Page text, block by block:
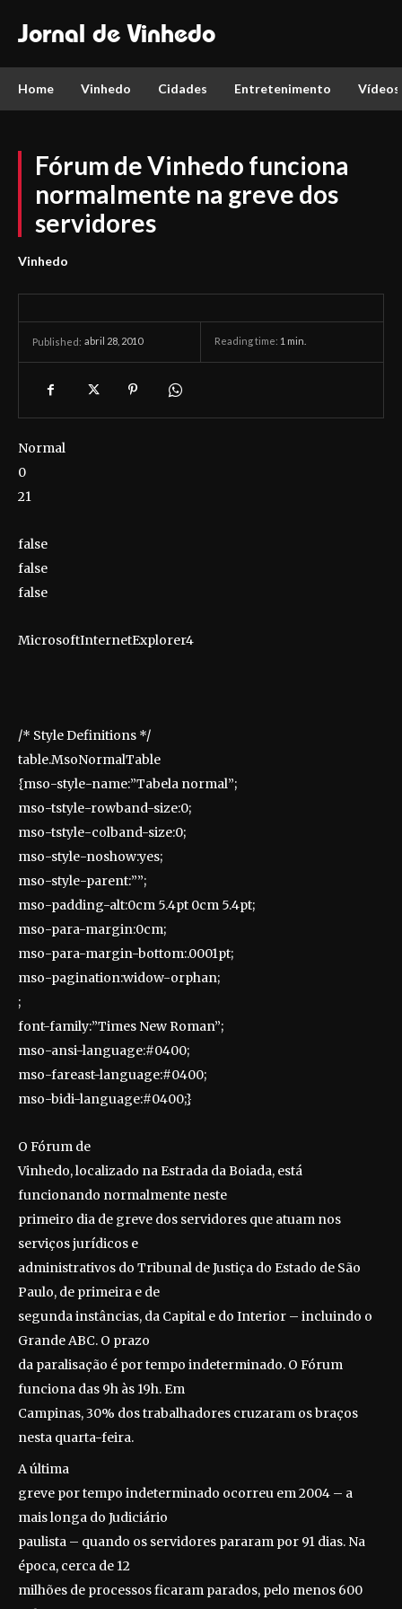
Jornal de Vinhedo
Home Vinhedo Cidades Entretenimento Vídeos
Fórum de Vinhedo funciona
normalmente na greve dos
servidores
Vinhedo
Published: abril 28, 2010 Reading time: 1 min.
Normal
0
21
false
false
false
MicrosoftInternetExplorer4
/* Style Definitions */
table.MsoNormalTable
{mso-style-name:”Tabela normal”;
mso-tstyle-rowband-size:0;
mso-tstyle-colband-size:0;
mso-style-noshow:yes;
mso-style-parent:””;
mso-padding-alt:0cm 5.4pt 0cm 5.4pt;
mso-para-margin:0cm;
mso-para-margin-bottom:.0001pt;
mso-pagination:widow-orphan;
;
font-family:”Times New Roman”;
mso-ansi-language:#0400;
mso-fareast-language:#0400;
mso-bidi-language:#0400;}
O Fórum de
Vinhedo, localizado na Estrada da Boiada, está
funcionando normalmente neste
primeiro dia de greve dos servidores que atuam nos
serviços jurídicos e
administrativos do Tribunal de Justiça do Estado de São
Paulo, de primeira e de
segunda instâncias, da Capital e do Interior – incluindo o
Grande ABC. O prazo
da paralisação é por tempo indeterminado. O Fórum
funciona das 9h às 19h. Em
Campinas, 30% dos trabalhadores cruzaram os braços
nesta quarta-feira.
A última
greve por tempo indeterminado ocorreu em 2004 – a
mais longa do Judiciário
paulista – quando os servidores pararam por 91 dias. Na
época, cerca de 12
milhões de processos ficaram parados, pelo menos 600